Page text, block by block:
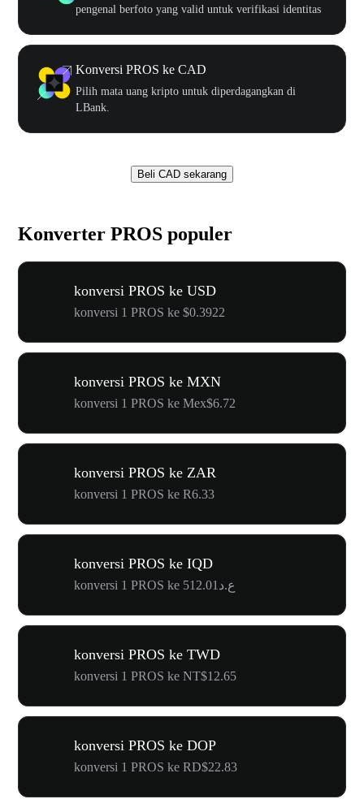
pengenal berfoto yang valid untuk verifikasi identitas
Konversi PROS ke CAD
Pilih mata uang kripto untuk diperdagangkan di
LBank.
Beli CAD sekarang
Konverter PROS populer
konversi PROS ke USD
konversi 1 PROS ke $0.3922
konversi PROS ke MXN
konversi 1 PROS ke Mex$6.72
konversi PROS ke ZAR
konversi 1 PROS ke R6.33
konversi PROS ke IQD
konversi 1 PROS ke ع.د512.01
konversi PROS ke TWD
konversi 1 PROS ke NT$12.65
konversi PROS ke DOP
konversi 1 PROS ke RD$22.83